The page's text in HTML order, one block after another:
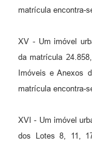
matrícula encontra-
XV - Um imóvel
da matrícula
Imóveis e Anexos
matrícula encontra-
XVI - Um imóvel
dos Lotes 8, 11,